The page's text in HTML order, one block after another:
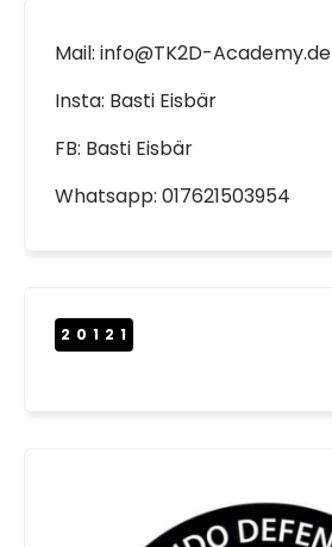
Mail: info@TK2D-Academy.de
Insta: Basti Eisbär
FB: Basti Eisbär
Whatsapp: 017621503954
20121